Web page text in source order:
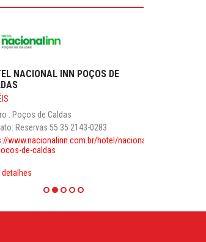
NACIONAL INN POÇOS DE
. Poços de Caldas
Reservas 55 35 2143-0283
www.nacionalinn.com.br/hotel/nacional-
de-caldas
detalhes